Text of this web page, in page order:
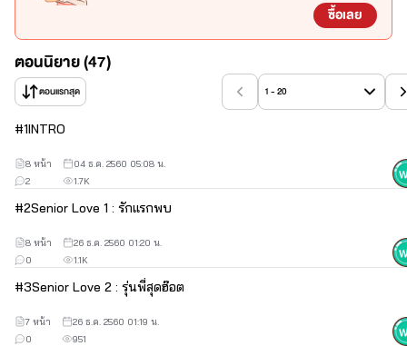
"หล่อ รวย เฟอร์เฟค และเย็นชา ทุกคนต่างพูดคำนี้เมื่อนึกถึงตัวผม ก็ใช่ซิ
คือ ไอ้วิน และไอ้นัท แต่อยู่มาวันหนึ่ง ก็มีเรื่องที่ทำให้ผมปวดหัว เพราะ
อะไรเหรอครับ หึ มียัยเด็กบ้าที่ใหนไม่รู้มาตาตื้อผมแถมยังบอกอีกนะ
ครับ ว่าจะเอาผมเป็นแฟนให้ได้ เหอะ น่ารำคาญชะมัด"
ซื้อเลย
ตอนนิยาย (47)
ตอนแรกสุด 1 - 20
#1INTRO
1.7K
2
8 หน้า 04 ธ.ค. 2560 05:08 น.
#2Senior Love 1 : รักแรกพบ
1.1K
0
8 หน้า 26 ธ.ค. 2560 01:20 น.
#3Senior Love 2 : รุ่นพี่สุดฮ๊อต
951
0
7 หน้า 26 ธ.ค. 2560 01:19 น.